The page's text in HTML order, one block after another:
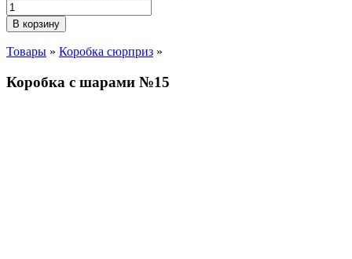
В корзину
Товары » Коробка сюрприз »
Коробка с шарами №15